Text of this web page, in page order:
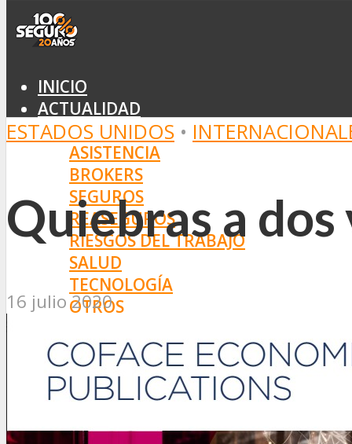
INICIO
ACTUALIDAD
MERCADO
ASISTENCIA
BROKERS
SEGUROS
REASEGUROS
RIESGOS DEL TRABAJO
SALUD
TECNOLOGÍA
OTROS
SSN
SRT
BOLETÍN OFICIAL
SOCIEDADES
ESTADOS UNIDOS •
Quiebras a
16 julio 2020